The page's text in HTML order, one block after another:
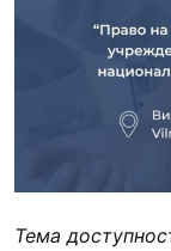
Тема